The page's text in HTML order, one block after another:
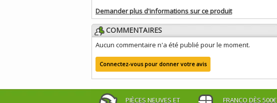
Demander plus d'informations sur ce produit
COMMENTAIRES
Aucun commentaire n'a été publié pour le moment.
Connectez-vous pour donner votre avis
PIÈCES NEUVES ET FRANCO DÈS 500€